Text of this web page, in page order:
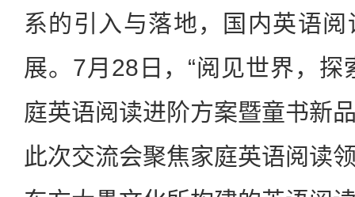
系的引入与落地，国内英语
展。7月28日，“阅见世界，
庭英语阅读进阶方案暨童书新
此次交流会聚焦家庭英语阅读